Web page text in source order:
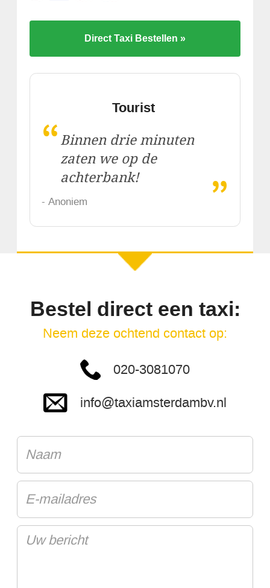
Direct Taxi Bestellen »
Tourist
“ Binnen drie minuten
zaten we op de
achterbank!
„
- Anoniem
Bestel direct een taxi:
Neem deze ochtend contact op:
020-3081070
info@taxiamsterdambv.nl